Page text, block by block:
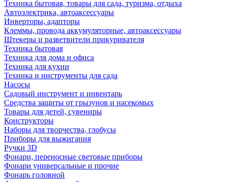
Техника бытовая, товары для сада, туризма, отдыха
Автоэлектрика, автоаксессуары
Инверторы, адапторы
Клеммы, провода аккумуляторные, автоаксессуары
Штекеры и разветвители прикуривателя
Техника бытовая
Техника для дома и офиса
Техника для кухни
Техника и инструменты для сада
Насосы
Садовый инструмент и инвентарь
Средства защиты от грызунов и насекомых
Товары для детей, сувениры
Конструкторы
Наборы для творчества, глобусы
Приборы для выжигания
Ручки 3D
Фонари, переносные световые приборы
Фонари универсальные и прочие
Фонарь головной